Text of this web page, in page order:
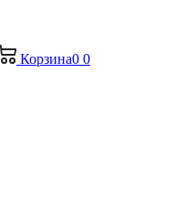
Корзина0 0